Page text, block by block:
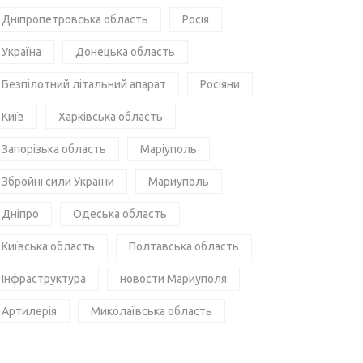
Дніпропетровська область Росія
Україна Донецька область
Безпілотний літальний апарат Росіяни
Київ Харківська область
Запорізька область Маріуполь
Збройні сили України Мариуполь
Дніпро Одеська область
Київська область Полтавська область
Інфраструктура новости Мариуполя
Артилерія Миколаївська область